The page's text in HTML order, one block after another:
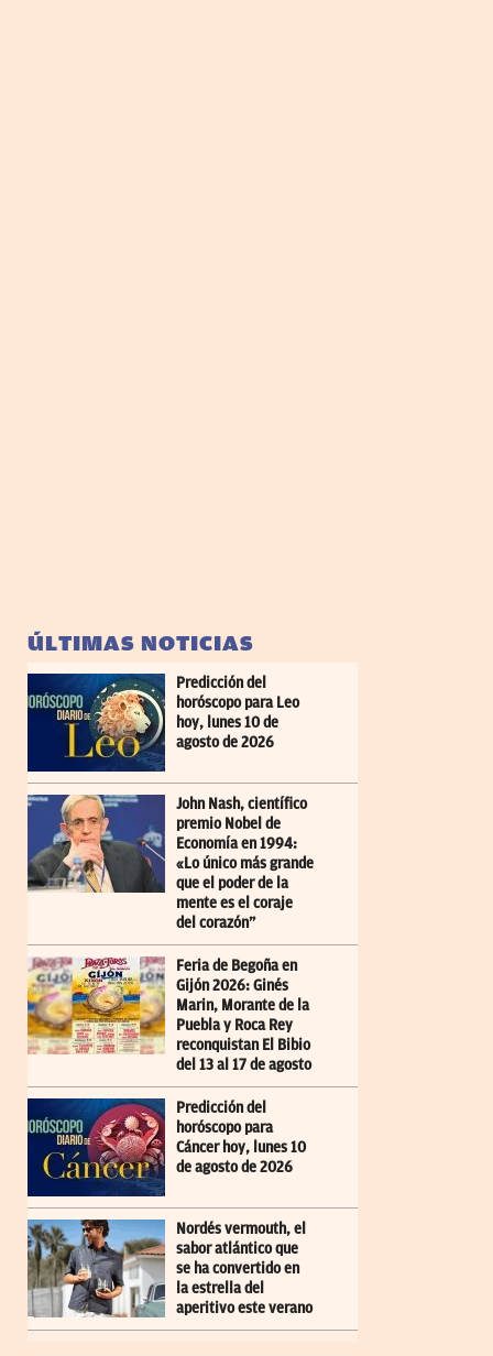
ÚLTIMAS NOTICIAS
Predicción del
horóscopo para Leo
hoy, lunes 10 de
agosto de 2026
John Nash, científico
premio Nobel de
Economía en 1994:
«Lo único más grande
que el poder de la
mente es el coraje
del corazón”
Feria de Begoña en
Gijón 2026: Ginés
Marin, Morante de la
Puebla y Roca Rey
reconquistan El Bibio
del 13 al 17 de agosto
Predicción del
horóscopo para
Cáncer hoy, lunes 10
de agosto de 2026
Nordés vermouth, el
sabor atlántico que
se ha convertido en
la estrella del
aperitivo este verano